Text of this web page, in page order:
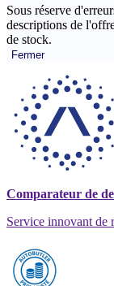
Sous réserve
descriptions de
de stock.
Fermer
Comparateur de
Service innovant de